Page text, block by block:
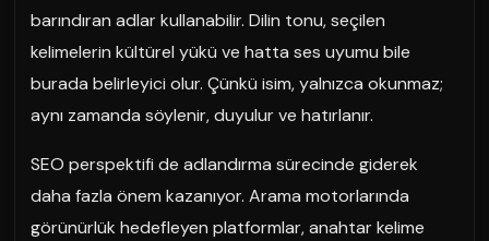
barındıran adlar kullanabilir. Dilin tonu, seçilen
kelimelerin kültürel yükü ve hatta ses uyumu bile
burada belirleyici olur. Çünkü isim, yalnızca okunmaz;
aynı zamanda söylenir, duyulur ve hatırlanır.
SEO perspektifi de adlandırma sürecinde giderek
daha fazla önem kazanıyor. Arama motorlarında
görünürlük hedefleyen platformlar, anahtar kelime